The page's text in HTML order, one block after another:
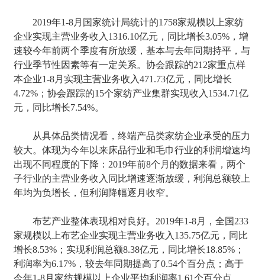
2019年1-8月国家统计局统计的1758家规模以上家纺
企业实现主营业务收入1316.10亿元，同比增长3.05%，增
速较今年前两个季度有所放缓，基本与去年同期持平，与
行业季节性因素等有一定关系。协会跟踪的212家重点样
本企业1-8月实现主营业务收入471.73亿元，同比增长
4.72%；协会跟踪的15个家纺产业集群实现收入1534.71亿
元，同比增长7.54%。
从具体品类情况看，终端产品类家纺企业承受的压力
较大。体现为今年以来床品行业和毛巾行业的利润增速均
出现不同程度的下降：2019年前8个月的数据来看，两个
子行业的主营业务收入同比增速逐渐放缓，利润总额较上
年均为负增长，但利润降幅逐月收窄。
布艺产业整体表现相对良好。2019年1-8月，全国233
家规模以上布艺企业实现主营业务收入135.75亿元，同比
增长8.53%；实现利润总额8.38亿元，同比增长18.85%；
利润率为6.17%，较去年同期提高了0.54个百分点；高于